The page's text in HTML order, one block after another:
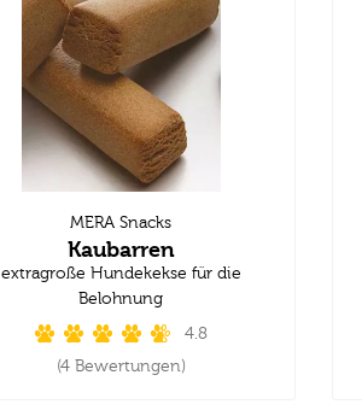
MERA Snacks
Kaubarren
extragroße Hundekekse für die
Belohnung
4.8
(4 Bewertungen)